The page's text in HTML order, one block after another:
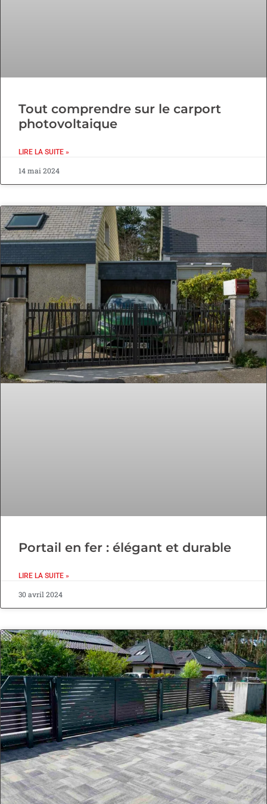
Tout comprendre sur le carport
photovoltaique
LIRE LA SUITE »
14 mai 2024
Portail en fer : élégant et durable
LIRE LA SUITE »
30 avril 2024